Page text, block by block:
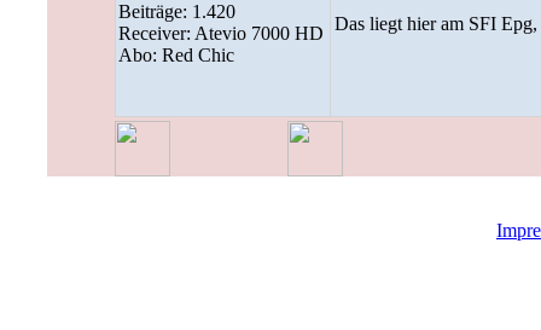
Beiträge: 1.420
Receiver: Atevio 7000 HD
Abo: Red Chic
Das liegt hier am SFI